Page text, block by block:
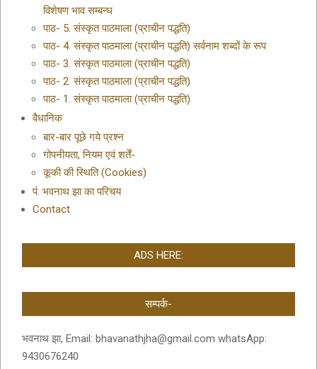
विशेषण भाव सम्बन्ध
पाठ- 5. संस्कृत पाठमाला (प्राचीन पद्धति)
पाठ- 4. संस्कृत पाठमाला (प्राचीन पद्धति) सर्वनाम शब्दों के रूप
पाठ- 3. संस्कृत पाठमाला (प्राचीन पद्धति)
पाठ- 2. संस्कृत पाठमाला (प्राचीन पद्धति)
पाठ- 1. संस्कृत पाठमाला (प्राचीन पद्धति)
वैधानिक
बार-बार पूछे गये प्रश्न
गोपनीयता, नियम एवं शर्तें-
कूकी की स्थिति (Cookies)
पं. भवनाथ झा का परिचय
Contact
ADS HERE:
सम्पर्क-
भवनाथ झा, Email: bhavanathjha@gmail.com whatsApp:
9430676240